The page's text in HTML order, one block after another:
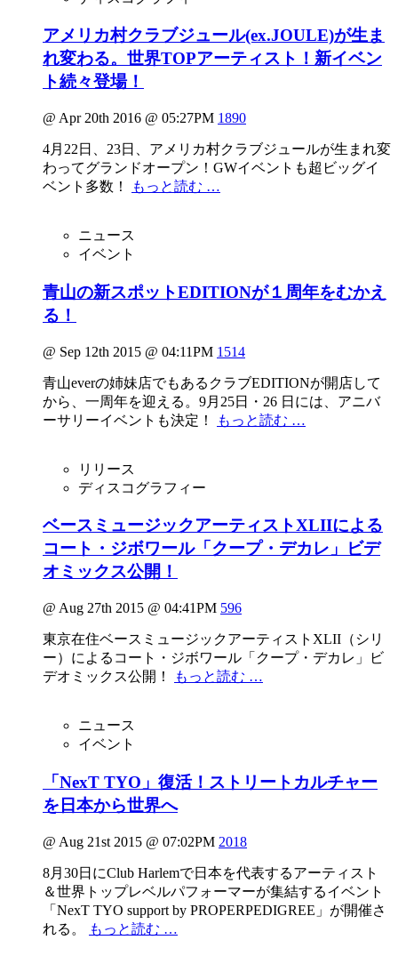
アメリカ村クラブジュール(ex.JOULE)が生ま
れ変わる。世界TOPアーティスト！新イベン
ト続々登場！
@ Apr 20th 2016 @ 05:27PM 1890
4月22日、23日、アメリカ村クラブジュールが生まれ変
わってグランドオープン！GWイベントも超ビッグイ
ベント多数！
もっと読む …
ニュース
イベント
青山の新スポットEDITIONが１周年をむかえ
る！
@ Sep 12th 2015 @ 04:11PM 1514
青山everの姉妹店でもあるクラブEDITIONが開店して
から、一周年を迎える。9月25日・26 日には、アニバ
ーサリーイベントも決定！
もっと読む …
リリース
ディスコグラフィー
ベースミュージックアーティストXLIIによる
コート・ジボワール「クープ・デカレ」ビデ
オミックス公開！
@ Aug 27th 2015 @ 04:41PM 596
東京在住ベースミュージックアーティストXLII（シリ
ー）によるコート・ジボワール「クープ・デカレ」ビ
デオミックス公開！
もっと読む …
ニュース
イベント
「NexT TYO」復活！ストリートカルチャー
を日本から世界へ
@ Aug 21st 2015 @ 07:02PM 2018
8月30日にClub Harlemで日本を代表するアーティスト
＆世界トップレベルパフォーマーが集結するイベント
「NexT TYO support by PROPERPEDIGREE」が開催さ
れる。
もっと読む …